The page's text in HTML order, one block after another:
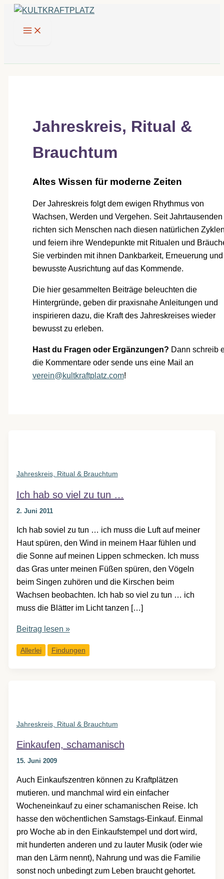
Zum
springen
Jahreskreis, Ritual &
Brauchtum
Altes Wissen für moderne Zeiten
Der Jahreskreis folgt dem ewigen Rhythmus von
Wachsen, Werden und Vergehen. Seit Jahrtausenden
richten sich Menschen nach diesen natürlichen
und feiern ihre Wendepunkte mit Ritualen und
Sie verbinden mit ihnen Dankbarkeit, Erneuerung
bewusste Ausrichtung auf das Kommende.
Die hier gesammelten Beiträge beleuchten die
Hintergründe, geben dir praxisnahe Anleitungen und
inspirieren dazu, die Kraft des Jahreskreises wieder
bewusst zu erleben.
Hast du Fragen oder Ergänzungen? Dann schreib
die Kommentare oder sende uns eine Mail an
verein@kultkraftplatz.com!
Jahreskreis, Ritual & Brauchtum
Ich hab so viel zu tun …
2. Juni 2011
Ich hab soviel zu tun … ich muss die Luft auf meiner
Haut spüren, den Wind in meinem Haar fühlen und
die Sonne auf meinen Lippen schmecken. Ich muss
das Gras unter meinen Füßen spüren, den Vögeln
beim Singen zuhören und die Kirschen beim
Wachsen beobachten. Ich hab so viel zu tun … ich
muss die Blätter im Licht tanzen […]
Ich
so
Beitrag lesen »
Allerlei Findungen
Jahreskreis, Ritual & Brauchtum
Einkaufen, schamanisch
15. Juni 2009
Auch Einkaufszentren können zu Kraftplätzen
mutieren. und manchmal wird ein einfacher
Wocheneinkauf zu einer schamanischen Reise. Ich
hasse den wöchentlichen Samstags-Einkauf. Einmal
pro Woche ab in den Einkaufstempel und dort wird,
mit hunderten anderen und zu lauter Musik (oder wie
man den Lärm nennt), Nahrung und was die Familie
sonst noch unbedingt zum Leben braucht gehortet.